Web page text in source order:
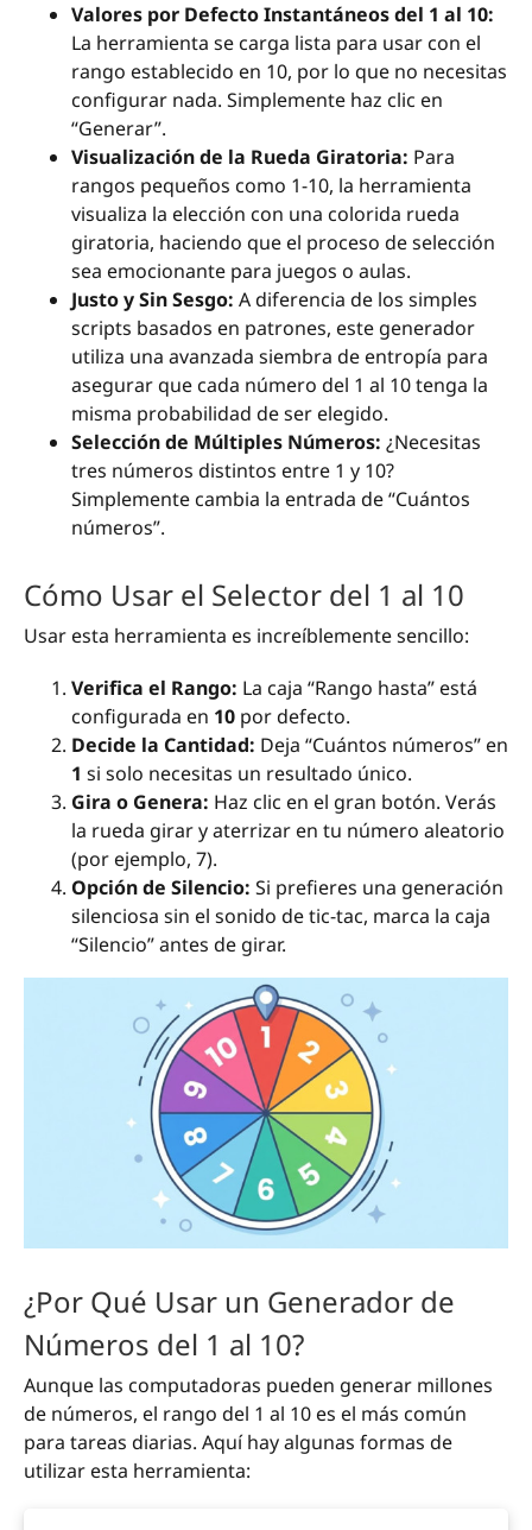
Valores por Defecto Instantáneos del 1 al 10:
La herramienta se carga lista para usar con el
rango establecido en 10, por lo que no necesitas
configurar nada. Simplemente haz clic en
“Generar”.
Visualización de la Rueda Giratoria: Para
rangos pequeños como 1-10, la herramienta
visualiza la elección con una colorida rueda
giratoria, haciendo que el proceso de selección
sea emocionante para juegos o aulas.
Justo y Sin Sesgo: A diferencia de los simples
scripts basados en patrones, este generador
utiliza una avanzada siembra de entropía para
asegurar que cada número del 1 al 10 tenga la
misma probabilidad de ser elegido.
Selección de Múltiples Números: ¿Necesitas
tres números distintos entre 1 y 10?
Simplemente cambia la entrada de “Cuántos
números”.
Cómo Usar el Selector del 1 al 10
Usar esta herramienta es increíblemente sencillo:
Verifica el Rango: La caja “Rango hasta” está
configurada en 10 por defecto.
Decide la Cantidad: Deja “Cuántos números” en
1 si solo necesitas un resultado único.
Gira o Genera: Haz clic en el gran botón. Verás
la rueda girar y aterrizar en tu número aleatorio
(por ejemplo, 7).
Opción de Silencio: Si prefieres una generación
silenciosa sin el sonido de tic-tac, marca la caja
“Silencio” antes de girar.
¿Por Qué Usar un Generador de
Números del 1 al 10?
Aunque las computadoras pueden generar millones
de números, el rango del 1 al 10 es el más común
para tareas diarias. Aquí hay algunas formas de
utilizar esta herramienta: